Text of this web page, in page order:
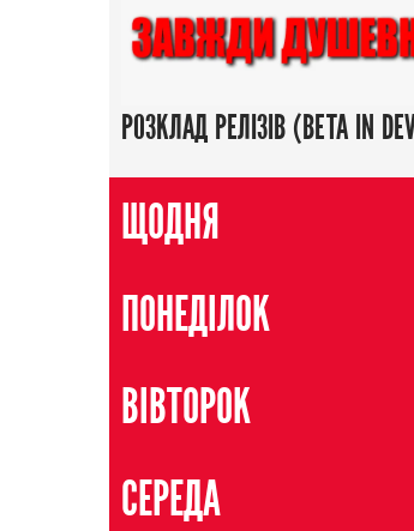
РОЗКЛАД РЕЛІЗІВ (BETA IN
ЩОДНЯ
ПОНЕДІЛОК
ВІВТОРОК
СЕРЕДА